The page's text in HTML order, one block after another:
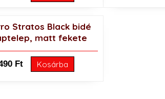
Stratos Black bidé
matt fekete
Ft Kosárba